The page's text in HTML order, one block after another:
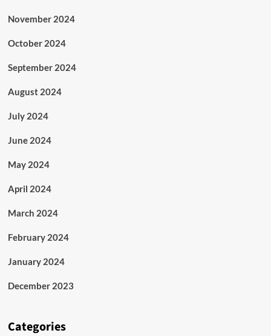
November 2024
October 2024
September 2024
August 2024
July 2024
June 2024
May 2024
April 2024
March 2024
February 2024
January 2024
December 2023
Categories